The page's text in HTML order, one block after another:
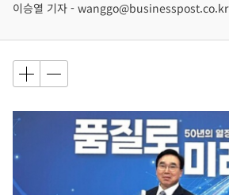
이승열 기자 - wanggo@businesspost.co.kr